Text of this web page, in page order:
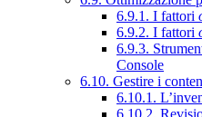
6.9.1. I fattori
6.9.2. I fattori
6.9.3.
Console
6.10. Gestire i
6.10.1.
6.10.2.